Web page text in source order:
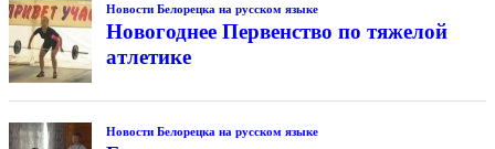
Новости Белорецка на русском языке
Новогоднее Первенство по тяжелой
атлетике
Новости Белорецка на русском языке